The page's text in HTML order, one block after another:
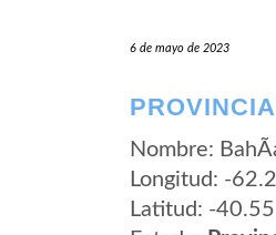
6 de mayo de 2023
Nombre:
Longitud: -
Latitud: -40.55